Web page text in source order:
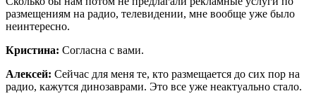
размещениям на радио, телевидении, мне вообще уже было
неинтересно.
Кристина: Согласна с вами.
Алексей: Сейчас для меня те, кто размещается до сих пор на
радио, кажутся динозаврами. Это все уже неактуально стало.